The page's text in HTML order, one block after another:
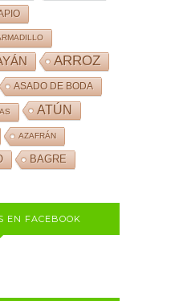
ARROZ
ASADO DE BODA
ATÚN
AZAFRÁN
BAGRE
EN FACEBOOK